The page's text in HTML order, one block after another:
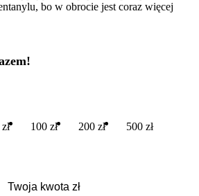
bo w obrocie jest coraz więcej
100 zł 200 zł 500 zł